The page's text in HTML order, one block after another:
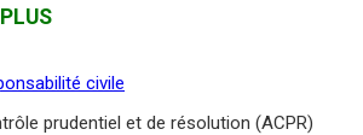
civile
prudentiel et de résolution (ACPR)